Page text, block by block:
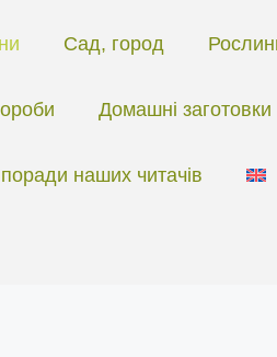
Сад, город
Домашні заготовки
наших читачів